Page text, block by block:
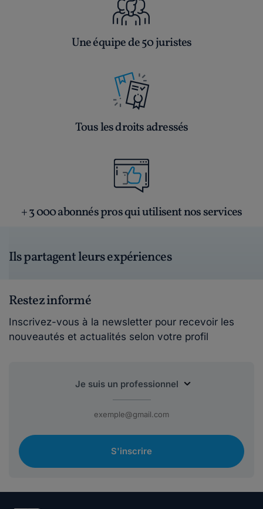
Une équipe de 50 juristes
Tous les droits adressés
+ 3 000 abonnés pros qui utilisent nos services
Ils partagent leurs expériences
Restez informé
Inscrivez-vous à la newsletter pour recevoir les
nouveautés et actualités selon votre profil
S'inscrire